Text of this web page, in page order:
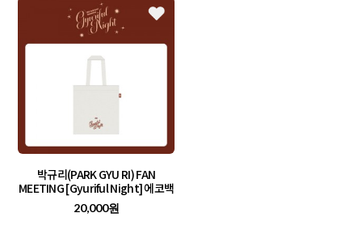
박규리(PARK GYU RI) FAN
MEETING [Gyuriful Night] 에코백
20,000원